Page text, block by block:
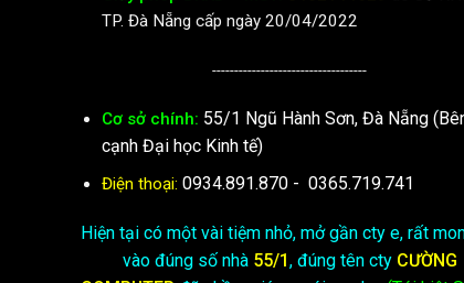
TP. Đà Nẵng cấp ngày 20/04/2022
-----------------------------------
Cơ sở chính: 55/1 Ngũ Hành Sơn, Đà Nẵng
cạnh Đại học Kinh tế)
Điện thoại: 0934.891.870 - 0365.719.741
Hiện tại có một vài tiệm nhỏ, mở gần cty e, rất
vào đúng số nhà 55/1, đúng tên cty CƯỜNG